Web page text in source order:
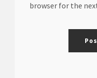
browser for the